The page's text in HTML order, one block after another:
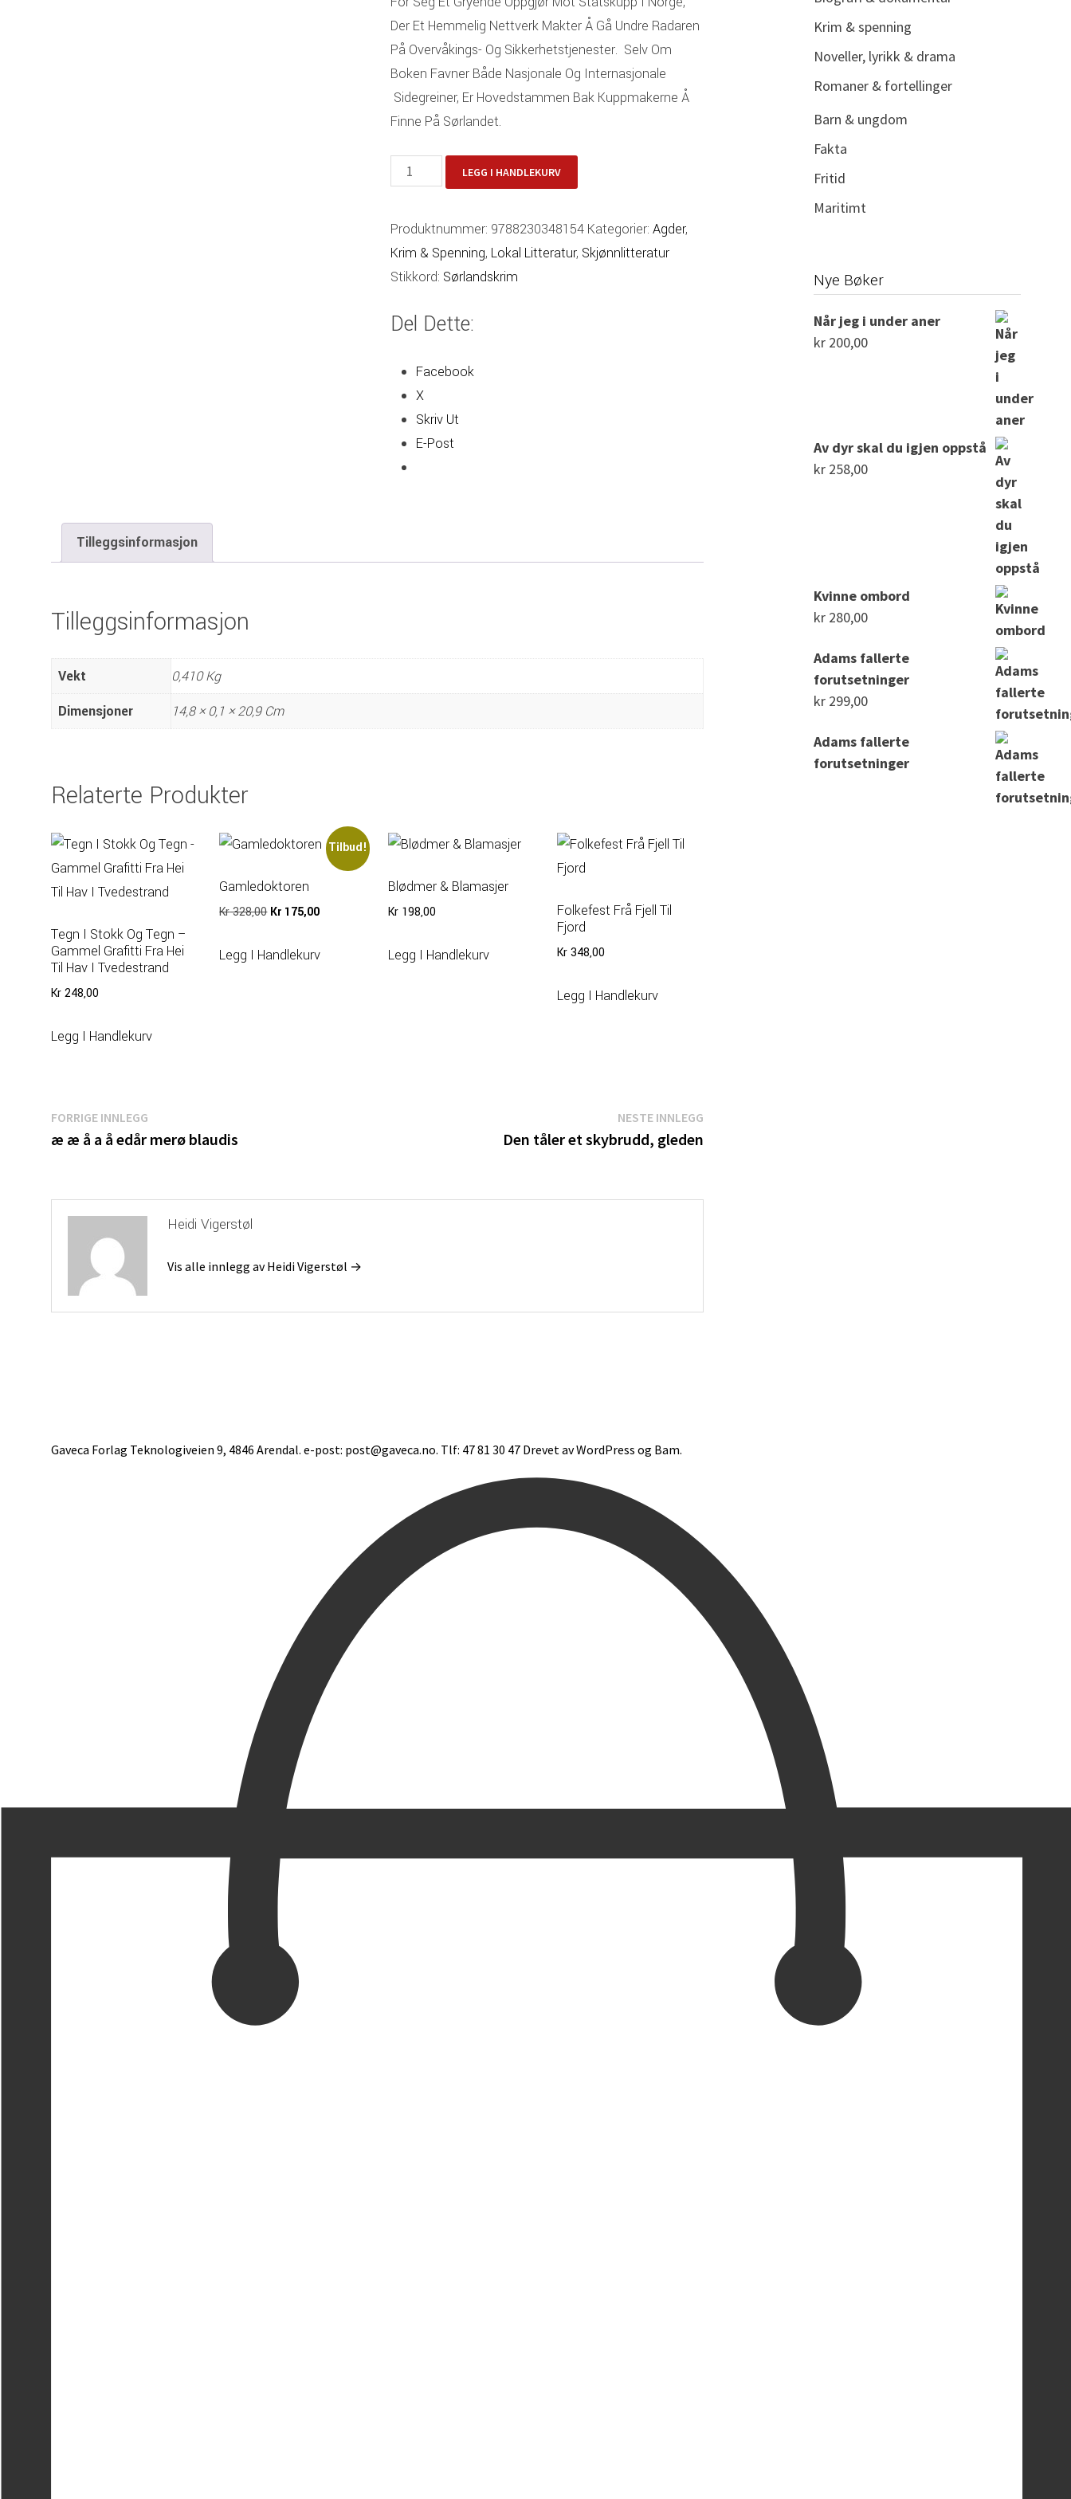
Der Et Hemmelig Nettverk Makter Å Gå Undre Radaren
På Overvåkings- Og Sikkerhetstjenester. Selv Om
Boken Favner Både Nasjonale Og Internasjonale
Sidegreiner, Er Hovedstammen Bak Kuppmakerne Å
Finne På Sørlandet.
Opprør
Antall
LEGG I HANDLEKURV
Produktnummer: 9788230348154 Kategorier: Agder,
Krim & Spenning, Lokal Litteratur, Skjønnlitteratur
Stikkord: Sørlandskrim
Del Dette:
Facebook
X
Skriv Ut
E-Post
Tilleggsinformasjon
Tilleggsinformasjon
Vekt
0,410 Kg
Dimensjoner
14,8 × 0,1 × 20,9 Cm
Relaterte Produkter
Tegn I Stokk Og Tegn –
Gammel Grafitti Fra Hei
Til Hav I Tvedestrand
Kr248,00
Legg I Handlekurv
Tilbud!
Gamledoktoren
Kr328,00 Opprinnelig
Var:
Kr 175,00Nåværende
Er:
Legg I Handlekurv
Blødmer & Blamasjer
Kr 198,00
Legg I Handlekurv
Folkefest Frå Fjell Til
Fjord
Kr 348,00
Legg I Handlekurv
Innleggsnavigasjon
FORRIGE INNLEGGForrige
innlegg:
æ æ å a å edår merø blaudis
NESTE INNLEGG
Den tåler et skybrudd, gleden
Heidi Vigerstøl
Vis alle innlegg av Heidi Vigerstøl →
Krim & spenning
Noveller, lyrikk & drama
Romaner & fortellinger
Barn & ungdom
Fakta
Fritid
Maritimt
Nye Bøker
Når jeg i under aner
kr200,00
Av dyr skal du igjen oppstå
kr258,00
Kvinne ombord
kr280,00
Adams fallerte
forutsetninger
kr299,00
Adams fallerte
forutsetninger
Gaveca Forlag Teknologiveien 9, 4846 Arendal. e-post: post@gaveca.no. Tlf: 47 81 30 47 Drevet avWordPress og Bam.